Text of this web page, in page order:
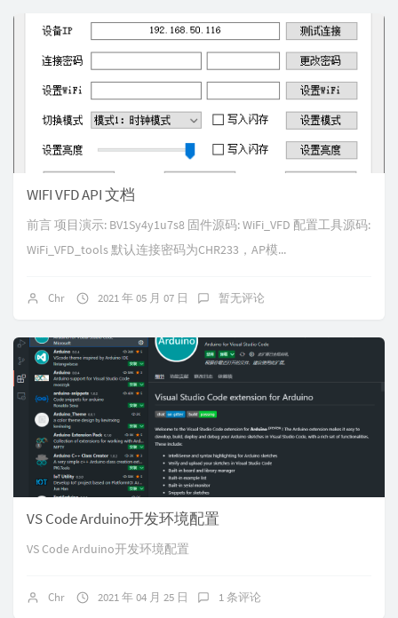
WIFI VFD API 文档
前言 项目演示: BV1Sy4y1u7s8 固件源码: WiFi_VFD 配置工具源码:
WiFi_VFD_tools 默认连接密码为CHR233，AP模...
Chr 2021 年 05 月 07 日 暂无评论
VS Code Arduino开发环境配置
VS Code Arduino开发环境配置
Chr 2021 年 04 月 25 日 1 条评论